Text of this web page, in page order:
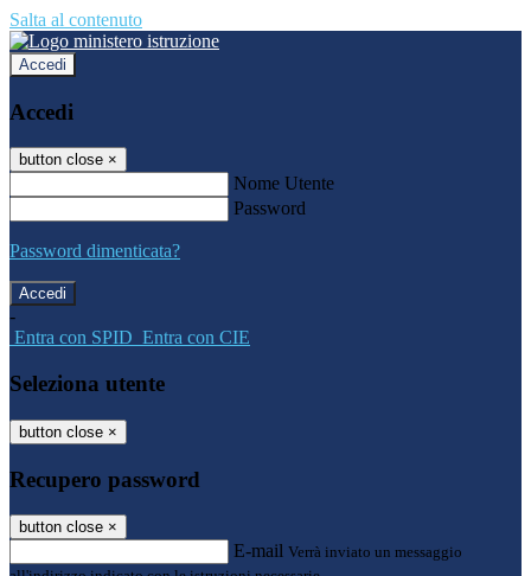
Salta al contenuto
Accedi
Accedi
button close ×
Nome Utente
Password
Password dimenticata?
-
Entra con SPID Entra con CIE
Seleziona utente
button close ×
Recupero password
button close ×
E-mail Verrà inviato un messaggio